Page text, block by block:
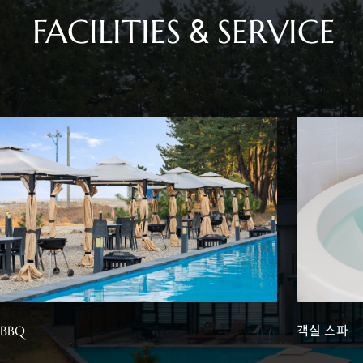
FACILITIES & SERVICE
BBQ 객실 스파